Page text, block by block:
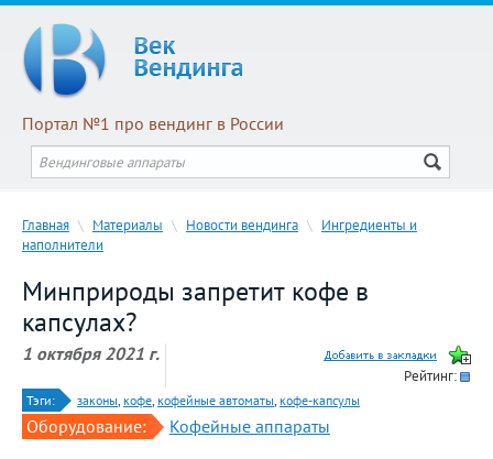
Портал №1 про вендинг в России
Главная \ Материалы \ Новости вендинга \ Ингредиенты и
наполнители
Минприроды запретит кофе в
капсулах?
1 октября 2021 г.
Рейтинг:
Тэги: законы, кофе, кофейные автоматы, кофе-капсулы
Оборудование: Кофейные аппараты